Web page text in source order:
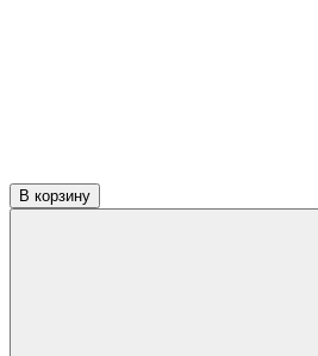
В корзину